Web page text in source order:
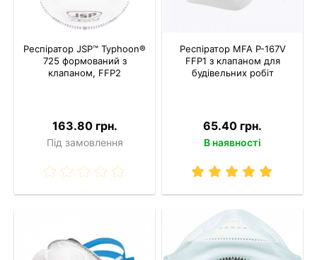
Респіратор JSP™ Typhoon®
725 формований з
клапаном, FFP2
163.80 грн.
Під замовлення
Респіратор MFA P-167V
FFP1 з клапаном для
будівельних робіт
65.40 грн.
В наявності